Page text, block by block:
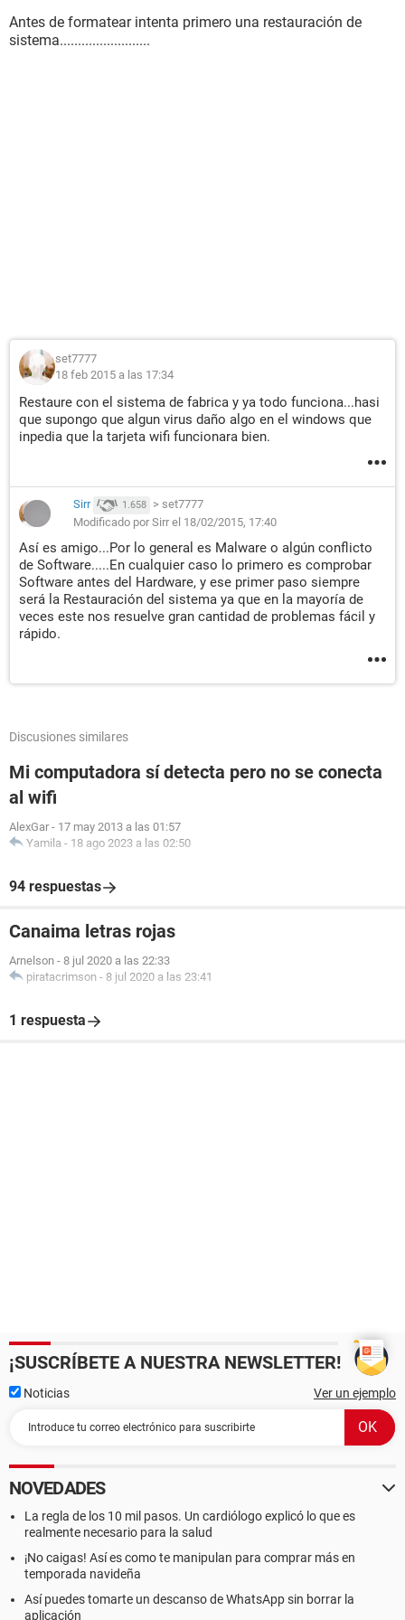
Antes de formatear intenta primero una restauración de
sistema.........................
set7777
18 feb 2015 a las 17:34
Restaure con el sistema de fabrica y ya todo funciona...hasi
que supongo que algun virus daño algo en el windows que
inpedia que la tarjeta wifi funcionara bien.
Sirr 1.658 > set7777
Modificado por Sirr el 18/02/2015, 17:40
Así es amigo...Por lo general es Malware o algún conflicto
de Software.....En cualquier caso lo primero es comprobar
Software antes del Hardware, y ese primer paso siempre
será la Restauración del sistema ya que en la mayoría de
veces este nos resuelve gran cantidad de problemas fácil y
rápido.
Discusiones similares
Mi computadora sí detecta pero no se conecta
al wifi
AlexGar - 17 may 2013 a las 01:57
Yamila - 18 ago 2023 a las 02:50
94 respuestas
Canaima letras rojas
Arnelson - 8 jul 2020 a las 22:33
piratacrimson - 8 jul 2020 a las 23:41
1 respuesta
¡SUSCRÍBETE A NUESTRA NEWSLETTER!
Noticias Ver un ejemplo
NOVEDADES
La regla de los 10 mil pasos. Un cardiólogo explicó lo que es
realmente necesario para la salud
¡No caigas! Así es como te manipulan para comprar más en
temporada navideña
Así puedes tomarte un descanso de WhatsApp sin borrar la
aplicación